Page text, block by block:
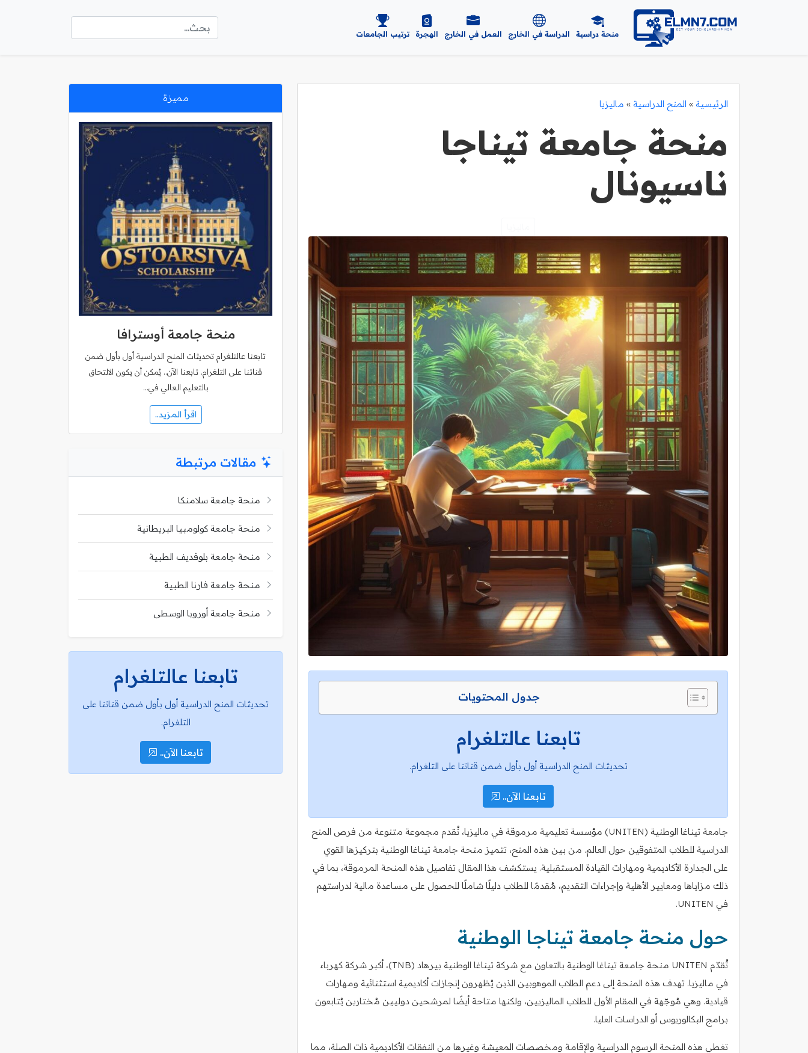
منحة دراسية الدراسة في الخارج العمل في الخارج الهجرة ترتيب الجامعات
الرئيسية » المنح الدراسية » ماليزيا
منحة جامعة تيناجا
ناسيونال
جدول المحتويات
تابعنا عالتلغرام
تحديثات المنح الدراسية أول بأول ضمن قناتنا على التلغرام.
تابعنا الآن..
جامعة تيناغا الوطنية (UNITEN) مؤسسة تعليمية مرموقة في ماليزيا، تُقدم مجموعة متنوعة من فرص المنح
الدراسية للطلاب المتفوقين حول العالم. من بين هذه المنح، تتميز منحة جامعة تيناغا الوطنية بتركيزها القوي
على الجدارة الأكاديمية ومهارات القيادة المستقبلية. يستكشف هذا المقال تفاصيل هذه المنحة المرموقة، بما في
ذلك مزاياها ومعايير الأهلية وإجراءات التقديم، مُقدمًا للطلاب دليلًا شاملًا للحصول على مساعدة مالية لدراستهم
في UNITEN.
حول منحة جامعة تيناجا الوطنية
تُقدّم UNITEN منحة جامعة تيناغا الوطنية بالتعاون مع شركة تيناغا الوطنية بيرهاد (TNB)، أكبر شركة كهرباء
في ماليزيا. تهدف هذه المنحة إلى دعم الطلاب الموهوبين الذين يُظهرون إنجازات أكاديمية استثنائية ومهارات
قيادية. وهي مُوجّهة في المقام الأول للطلاب الماليزيين، ولكنها متاحة أيضًا لمرشحين دوليين مُختارين يُتابعون
برامج البكالوريوس أو الدراسات العليا.
تغطي هذه المنحة الرسوم الدراسية والإقامة ومخصصات المعيشة وغيرها من النفقات الأكاديمية ذات الصلة، مما
مميزة
منحة جامعة أوسترافا
تابعنا عالتلغرام تحديثات المنح الدراسية أول بأول ضمن
قناتنا على التلغرام. تابعنا الآن.. يُمكن أن يكون الالتحاق
بالتعليم العالي في…
اقرأ المزيد..
مقالات مرتبطة
منحة جامعة سلامنكا
منحة جامعة كولومبيا البريطانية
منحة جامعة بلوفديف الطبية
منحة جامعة فارنا الطبية
منحة جامعة أوروبا الوسطى
تابعنا عالتلغرام
تحديثات المنح الدراسية أول بأول ضمن قناتنا على
التلغرام.
تابعنا الآن..